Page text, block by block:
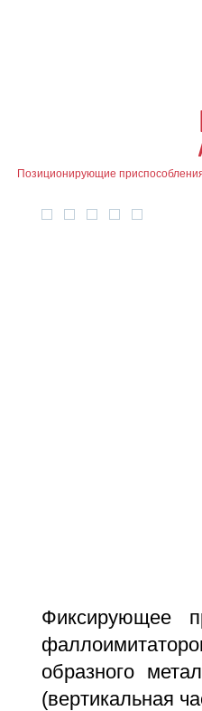
Позиционирующие
Фиксирующее
образного
(вертикальная